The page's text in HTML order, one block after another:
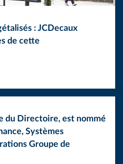
: JCDecaux
de cette
du Directoire, est nommé
Systèmes
Groupe de